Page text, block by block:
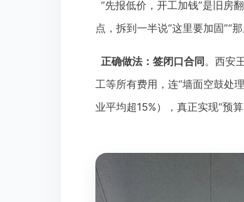
“先报低价，开工加钱”是旧房
点，拆到一半说“这里要加固”“
正确做法：签闭口合同。西安
工等所有费用，连“墙面空鼓处
业平均超15%），真正实现“预算